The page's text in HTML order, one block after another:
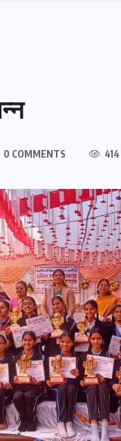
0 COMMENTS